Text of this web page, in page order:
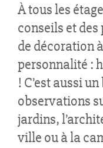
À tous les
conseils et des
de décoration
personnalité :
! C’est aussi
observations
jardins,
ville ou à la